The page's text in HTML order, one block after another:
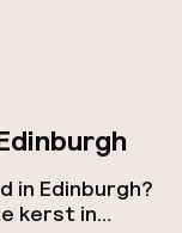
over
top
in Edinburgh?
kerst in